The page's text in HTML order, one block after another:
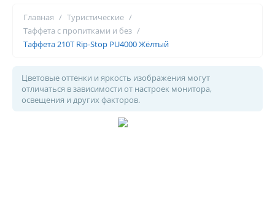
Главная / Туристические /
Таффета с пропитками и без /
Таффета 210Т Rip-Stop PU4000 Жёлтый
Цветовые оттенки и яркость изображения могут
отличаться в зависимости от настроек монитора,
освещения и других факторов.